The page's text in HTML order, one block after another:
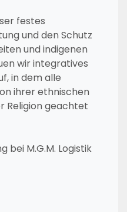
festes
und den Schutz
und indigenen
wir integratives
in dem alle
ihrer ethnischen
Religion geachtet
bei M.G.M. Logistik